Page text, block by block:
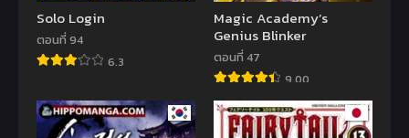
Solo Login
ตอนที่ 94
6.3
Magic Academy’s
Genius Blinker
ตอนที่ 47
9.00